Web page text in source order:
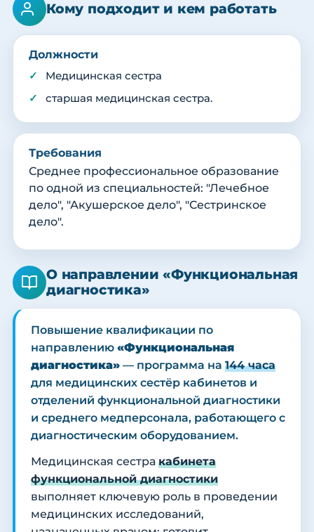
Кому подходит и кем работать
Должности
Медицинская сестра
старшая медицинская сестра.
Требования
Среднее профессиональное образование
по одной из специальностей: "Лечебное
дело", "Акушерское дело", "Сестринское
дело".
О направлении «Функциональная
диагностика»
Повышение квалификации по
направлению «Функциональная
диагностика» — программа на 144 часа
для медицинских сестёр кабинетов и
отделений функциональной диагностики
и среднего медперсонала, работающего с
диагностическим оборудованием.
Медицинская сестра кабинета
функциональной диагностики
выполняет ключевую роль в проведении
медицинских исследований,